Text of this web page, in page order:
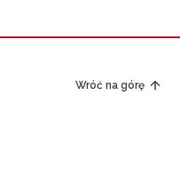
Wróć na górę